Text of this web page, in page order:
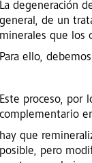
La degeneración
general, de un
minerales que los
Para ello,
Este proceso, por
complementario
hay que
posible, pero